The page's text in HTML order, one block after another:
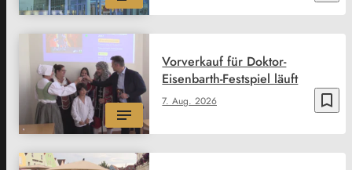
bookmark_border
7. Aug. 2026
Vorverkauf für Doktor-
Eisenbarth-Festspiel läuft